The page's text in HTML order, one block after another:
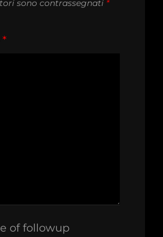
sono contrassegnati *
*
of followup